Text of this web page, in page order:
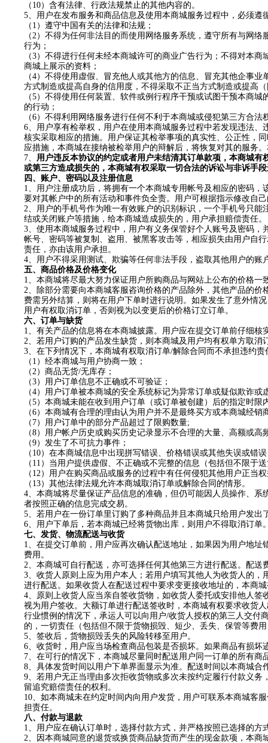
（ 10）含有法律、行政法规禁止的其他内容的。
5、用户在发布服务和商品信息及使用本商城服务过程中，必须遵
（ 1 ）遵守中国有关的法律和法规；
（2）不得为任何非法目的而使用网络服务系统，遵守所有与网
行为；
（3）不得进行任何未经本商城许可的商业广告行为；不得对本
商城上展示的资料；
（4）不得使用虚假、冒充他人或其他方的信息、冒充其他企事
方式制造或提高自身的信用度，不得采取不正当方式制造或提高
（5）不得使用任何装置、软件或例行程序干预或试图干预本商
的行动；
（6）不得利用网络服务进行任何不利于本商城或侵犯第三方合法
6、用户享有检举权，用户在使用本商城服务过程中若发现违法、
核实采取相应的措施。用户保证其检举事项的真实性、公正性，
应措施，本商城在接纳被检举用户的辩解后，将恢复对其的服务
7、 用户违反本协议的约定或者用户未结清其订单款项，本商城
或第三方造成损失的，本商城有权采取一切合法的诉讼与非诉手
四、账户、密码以及注册信息
1、用户注册成功后，将拥有一个本商城专用帐号及相应的密码
要对其帐户中的所有活动和事件负全责。用户可根据指示修改自
2、用户的手机号作为唯一有效账户的识别标识，一个手机号只
结或关闭账户等措施，给本商城造成损失的，用户承担赔偿责任。
3、使用本商城服务过程中，用户有义务保管好个人账号及密码
帐号、密码等被复制、盗用、被黑客攻击等，相应损失由用户自
责任，亦由该用户承担。
4、用户不得采用测试、欺骗等任何非法手段，盗取其他用户的账
五、商品价格及价格变化
1、本商城将尽最大努力保证用户所购商品与网站上公布的价格一
2、除部分需要向本商城客服咨询价格的产品除外，其他产品的
费需另外结算，则将在用户下单时进行说明 。如果发生了意外情
用户有权取消订单，否则视为以变更后的价格订立订单。
六、订单与缺货
1、有关产品的信息将在本商城披露。用户应在提交订单前仔细
2、若用户订购的产品发生缺货，则本商城及用户均有权单方取消
3、在下列情况下，本商城有权取消订单/解除合同而不承担违约
（ 1 ）经本商城与用户协商一致；
（2）商品无货/无库存；
（3）用户订单信息不正确或不可验证；
（4）用户订单被本商城的安全系统标记为异常订单或疑似欺诈
（5）本商城未能在收到用户订单（或订单被创建）后的指定时
（6）本商城有合理的理由认为用户并不是最终买方或本商城经
（ 7）用户订单中的部分产品超过了限购数量;
（8）用户帐户历史或购买历史记录显示不合理的大量、高额或
（9）发生了不可抗力事件；
（ 10）在本商城信息中出现拼写错误、价格错误或其他失误或错
（ 11 ）当用户提供虚假、不正确或不完整的信息（包括但不限于
（ 12）用户在购买商品或服务的过程中有任何侵犯其他用户正当
（ 13）其他法律法规允许本商城取消订单或解除合同的情形。
4、本商城将尽量保证产品信息的准确，但仍可能因人员操作、
者按照正确的信息完成交易。
5、若用户在一份订单里订购了多种商品并且本商城只给用户发
6、用户下单后，若本商城已经将货物出库，则用户不得取消订单
七、发货、物流配送与收货
1、在提交订单前，用户应再次确认配送地址，如果因为用户地
费用。
2、本商城可自行配送，亦可选择任何其他第三方进行配送。配
3、收货人原则上应为用户本人；若用户填写其他人为收货人的，
进行配送。如果收货人在配送过程中要求变更接收地址的，本商
4、原则上收货人应当亲自签收货物，如收货人委托或安排他人签
视为用户签收。大额订单进行配送签收时，本商城有权要求收货
行业惯例的情况下，承运人可以向用户/收货人授权的第三人交付
的，一切责任（包括但不限于货物损毁、短少、丢失、保管等费
5、签收后，货物损毁丢失的风险转移至用户。
6、收货时，用户应当场检查商品包装是否损坏。如果商品有损
7、在可行的情况下，本商城尽量同时配送用户同一订单的所有
8、具体发货时间以用户下单界面显示为准。配送时间以本商城
9、若用户无正当理由多次拒收货物或多次未按约定履行付款义
留追究赔偿责任的权利。
10、如本商城未在约定时间内向用户发货，用户可联系本商城客
担责任。
八、付款与退款
1、用户应在确认订单时，选择付款方式，并严格按照已选择的
2、因本商城同意的退货或换货商品缺货而产生的现金款项，本